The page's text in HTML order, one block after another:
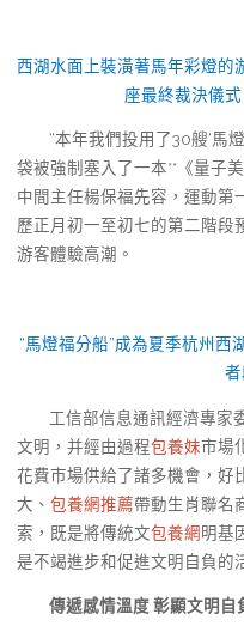
西湖水面上裝潢著馬年彩燈的
座最終裁決儀
“本年我們投用了30艘‘馬
袋被強制塞入了一本**《量子
中間主任楊保福先容，運動第
歷正月初一至初七的第二階段
游客體驗高潮。
“馬燈福分船”成為夏季杭州西
工信部信息通訊經濟專家
文明，并經由過程包養妹市場
花費市場供給了諸多機會，好
大、 包養網推薦帶動生肖聯名
索，既是將傳統文包養網明基
是不竭進步和促進文明自負的
傳遞感情溫度 彰顯文明自